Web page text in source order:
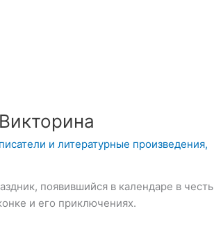
писатели и литературные произведения,
появившийся в календаре в честь
и его приключениях.